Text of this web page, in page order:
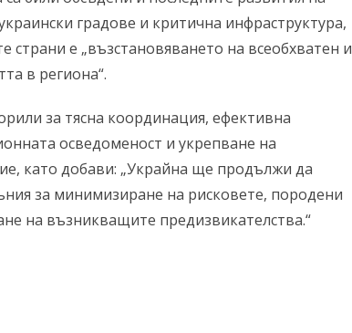
градове и критична инфраструктура,
страни е „възстановяването на всеобхватен и
в региона“.
за тясна координация, ефективна
осведоменост и укрепване на
като добави: „Украйна ще продължи да
за минимизиране на рисковете, породени
на възникващите предизвикателства.“